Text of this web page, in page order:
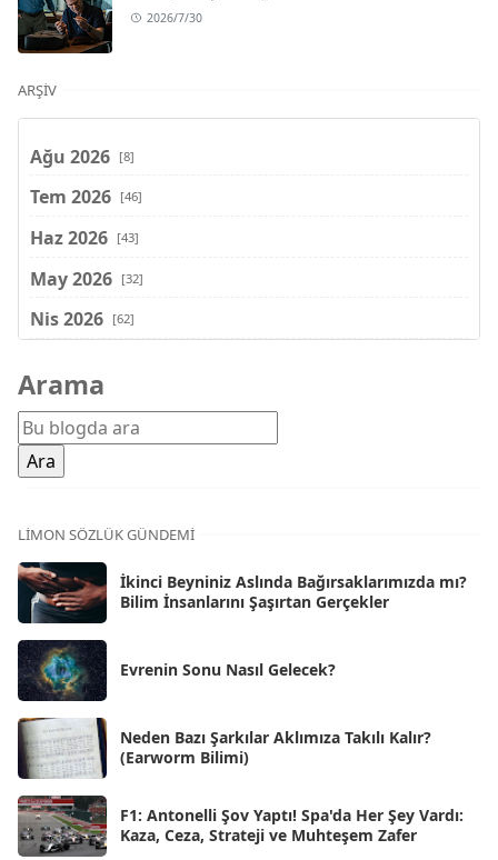
2026/7/30
ARŞIV
Ağu 2026 [8]
Tem 2026 [46]
Haz 2026 [43]
May 2026 [32]
Nis 2026 [62]
Şub 2026
Oca 2026 [72]
Ara 2025
Kas 2025
Eki 2025
Eyl 2025 [56]
Ağu 2025
Tem 2025
Haz 2025
May 2025 [54]
Nis 2025 [56]
Mar 2025
Arama
LIMON SÖZLÜK GÜNDEMI
İkinci Beyniniz Aslında Bağırsaklarımızda mı?
Bilim İnsanlarını Şaşırtan Gerçekler
Evrenin Sonu Nasıl Gelecek?
Neden Bazı Şarkılar Aklımıza Takılı Kalır?
(Earworm Bilimi)
F1: Antonelli Şov Yaptı! Spa'da Her Şey Vardı:
Kaza, Ceza, Strateji ve Muhteşem Zafer